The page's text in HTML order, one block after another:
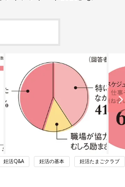
妊活Q&A 妊活の基本 妊活たまごクラブ